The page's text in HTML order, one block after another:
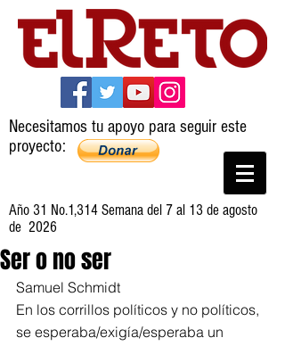
Necesitamos tu apoyo para seguir este
proyecto:
Año 31 No.1,314 Semana del 7 al 13 de agosto
de 2026
Ser o no ser
Samuel Schmidt
En los corrillos políticos y no políticos,
se esperaba/exigía/esperaba un